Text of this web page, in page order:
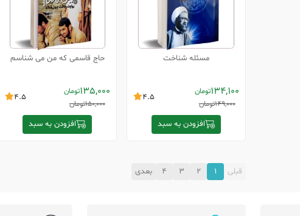
مسئله شناخت
134,100تومان
149,000تومان
4.5
افزودن به سبد
حاج قاسمی که من می شناسم
135,000تومان
150,000تومان
4.5
افزودن به سبد
قبلی 1
2
3
4 بعدی